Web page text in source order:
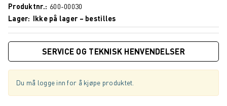
Produktnr.
600-00030
Lager
Ikke på lager – bestilles
SERVICE OG TEKNISK HENVENDELSER
Du må logge inn for å kjøpe produktet.